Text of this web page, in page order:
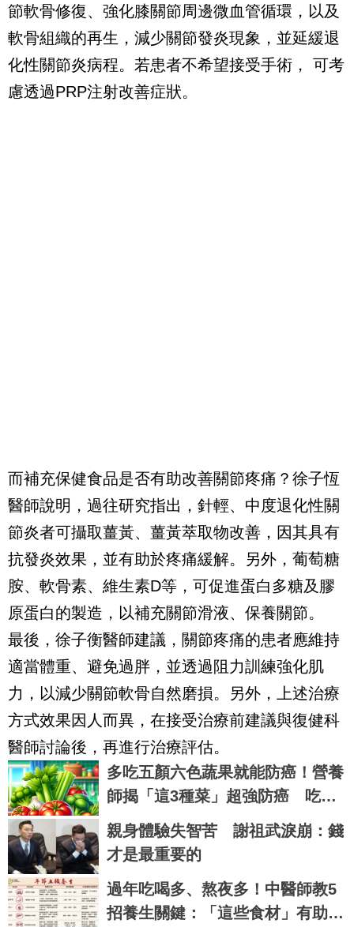
節軟骨修復、強化膝關節周邊微血管循環，以及
軟骨組織的再生，減少關節發炎現象，並延緩退
化性關節炎病程。若患者不希望接受手術， 可考
慮透過PRP注射改善症狀。
而補充保健食品是否有助改善關節疼痛？徐子恆
醫師說明，過往研究指出，針輕、中度退化性關
節炎者可攝取薑黃、薑黃萃取物改善，因其具有
抗發炎效果，並有助於疼痛緩解。另外，葡萄糖
胺、軟骨素、維生素D等，可促進蛋白多糖及膠
原蛋白的製造，以補充關節滑液、保養關節。
最後，徐子衡醫師建議，關節疼痛的患者應維持
適當體重、避免過胖，並透過阻力訓練強化肌
力，以減少關節軟骨自然磨損。另外，上述治療
方式效果因人而異，在接受治療前建議與復健科
醫師討論後，再進行治療評估。
多吃五顏六色蔬果就能防癌！營養
師揭「這3種菜」超強防癌 吃法
也有撇步
親身體驗失智苦 謝祖武淚崩：錢
才是最重要的
過年吃喝多、熬夜多！中醫師教5
招養生關鍵：「這些食材」有助調